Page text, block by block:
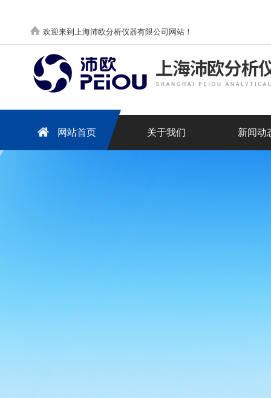
欢迎来到上海沛欧分析仪器有限公司网站！
网站首页 关于我们 新闻动